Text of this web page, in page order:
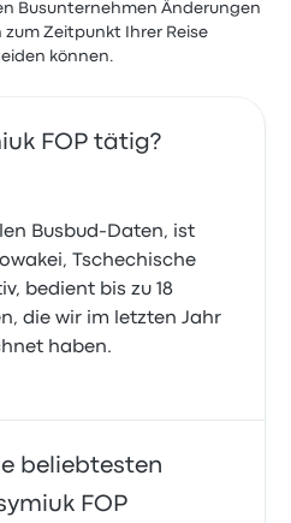
Busunternehmen Änderungen
Zeitpunkt Ihrer Reise
können.
FOP tätig?
Busbud-Daten, ist
Tschechische
bedient bis zu 18
die wir im letzten Jahr
haben.
beliebtesten
FOP